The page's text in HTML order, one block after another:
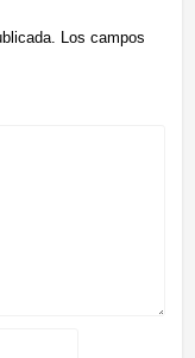
Los campos